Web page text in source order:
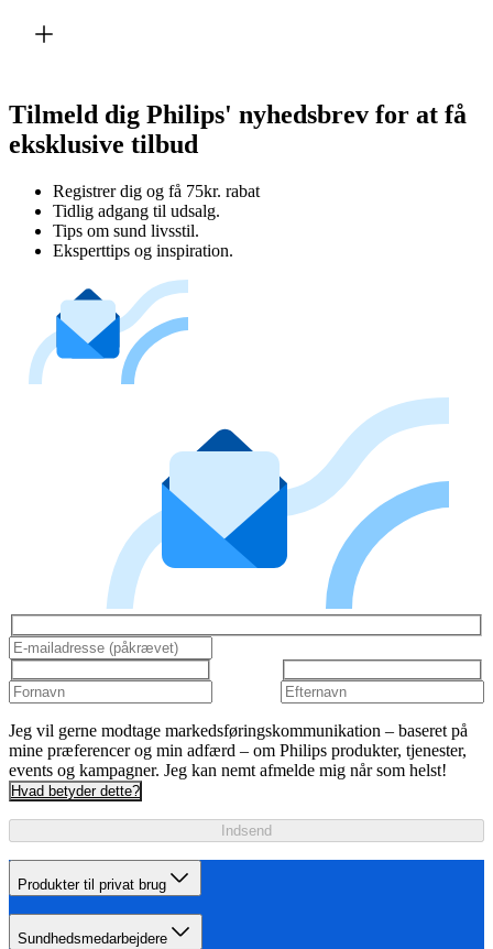
Tilmeld dig Philips' nyhedsbrev for at få
eksklusive tilbud
Registrer dig og få 75kr. rabat
Tidlig adgang til udsalg.
Tips om sund livsstil.
Eksperttips og inspiration.
Jeg vil gerne modtage markedsføringskommunikation – baseret på
mine præferencer og min adfærd – om Philips produkter, tjenester,
events og kampagner. Jeg kan nemt afmelde mig når som helst!
Hvad betyder dette?
Indsend
Produkter til privat brug
Sundhedsmedarbejdere